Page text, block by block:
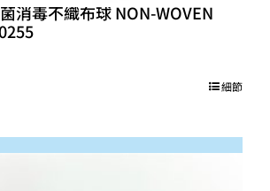
消毒不織布球 NON-WOVEN
細節